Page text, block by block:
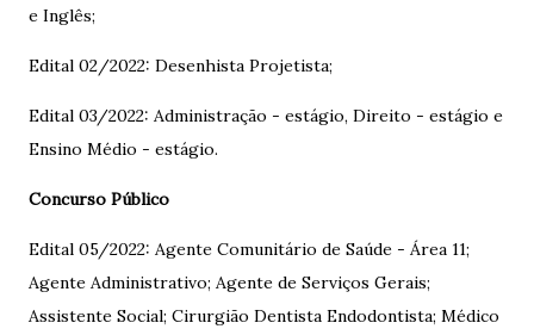
e Inglês;
Edital 02/2022: Desenhista Projetista;
Edital 03/2022: Administração - estágio, Direito - estágio e
Ensino Médio - estágio.
Concurso Público
Edital 05/2022: Agente Comunitário de Saúde - Área 11;
Agente Administrativo; Agente de Serviços Gerais;
Assistente Social; Cirurgião Dentista Endodontista; Médico